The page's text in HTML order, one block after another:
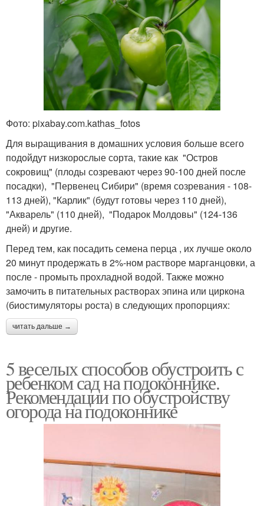
Фото: pixabay.com.kathas_fotos
Для выращивания в домашних условия больше всего
подойдут низкорослые сорта, такие как "Остров
сокровищ" (плоды созревают через 90-100 дней после
посадки), "Первенец Сибири" (время созревания - 108-
113 дней), "Карлик" (будут готовы через 110 дней),
"Акварель" (110 дней), "Подарок Молдовы" (124-136
дней) и другие.
Перед тем, как посадить семена перца , их лучше около
20 минут продержать в 2%-ном растворе марганцовки, а
после - промыть прохладной водой. Также можно
замочить в питательных растворах эпина или циркона
(биостимуляторы роста) в следующих пропорциях:
читать дальше →
5 веселых способов обустроить с
ребенком сад на подоконнике.
Рекомендации по обустройству
огорода на подоконнике